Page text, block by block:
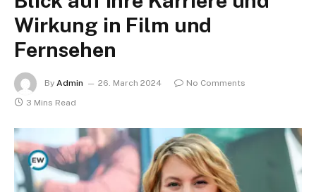
Wirkung in Film und
Fernsehen
By Admin 26. March 2024
No Comments
3 Mins Read